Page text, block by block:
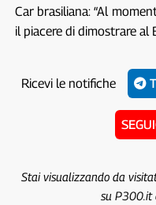
Car brasiliana: “Al
il piacere di dimostrare al
Ricevi le notifiche
Stai visualizzando da
su P300.it